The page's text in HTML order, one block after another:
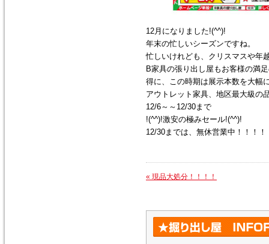
12月になりました!(^^)!
年末の忙しいシーズンですね。
忙しいけれども、クリスマスや年
B家具の張り出し屋もお客様の満
得に、この時期は展示本数を大幅
アウトレット家具、地区最大級の
12/6～～12/30まで
!(^^)!激安の極みセール!(^^)!
12/30までは、無休営業中！！！！
« 現品大処分！！！！